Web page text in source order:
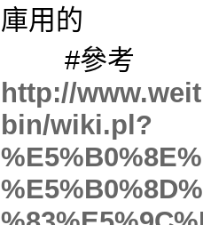
庫用的
#參考
http://
bin/wiki.pl?